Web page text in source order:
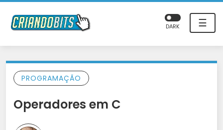
☰
DARK
PROGRAMAÇÃO
Operadores em C